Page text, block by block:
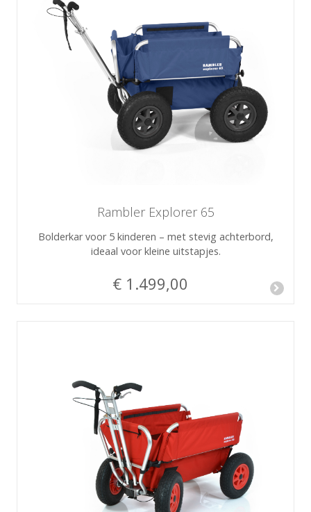
Rambler Explorer 65
Bolderkar voor 5 kinderen – met stevig achterbord,
ideaal voor kleine uitstapjes.
€ 1.499,00